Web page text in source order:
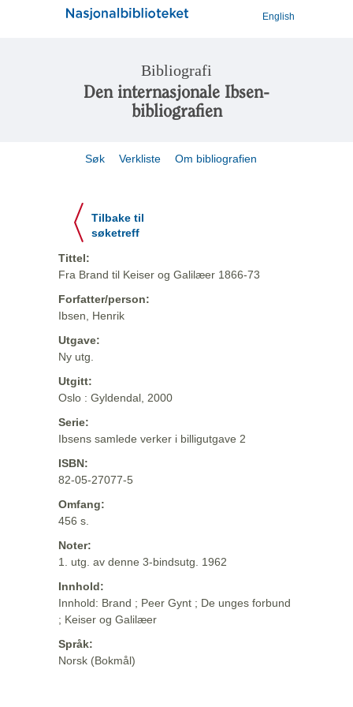
English
Bibliografi
Den internasjonale Ibsen-
bibliografien
Søk Verkliste Om bibliografien
Tilbake til
søketreff
Tittel:
Fra Brand til Keiser og Galilæer 1866-73
Forfatter/person:
Ibsen, Henrik
Utgave:
Ny utg.
Utgitt:
Oslo : Gyldendal, 2000
Serie:
Ibsens samlede verker i billigutgave 2
ISBN:
82-05-27077-5
Omfang:
456 s.
Noter:
1. utg. av denne 3-bindsutg. 1962
Innhold:
Innhold: Brand ; Peer Gynt ; De unges forbund
; Keiser og Galilæer
Språk:
Norsk (Bokmål)